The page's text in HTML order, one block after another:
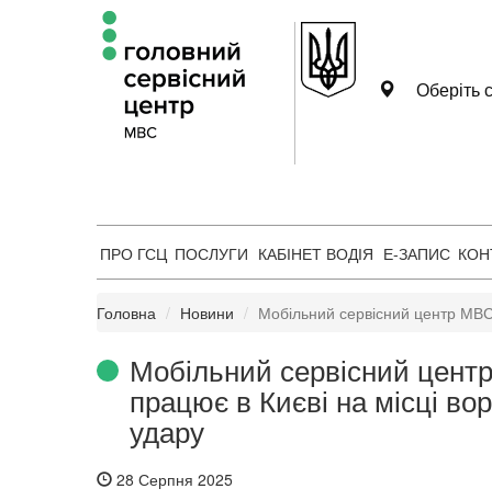
Оберіть
ПРО ГСЦ ПОСЛУГИ КАБІНЕТ ВОДІЯ Е-ЗАПИС
Головна Новини Мобільний сервісний центр
Мобільний сервісний
працює в Києві на місці
удару
28 Серпня 2025